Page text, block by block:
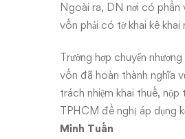
Ngoài ra, DN nơi có phần
vốn phải có tờ khai kê
Trường hợp chuyển
vốn đã hoàn thành nghĩa
trách nhiệm khai thuế,
TPHCM đề nghị áp dụng
Minh Tuấn